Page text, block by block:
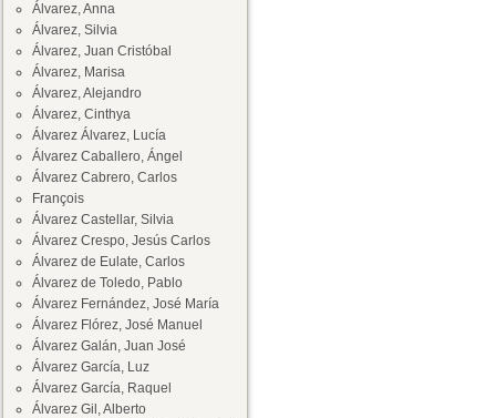
Álvarez, Anna
Álvarez, Silvia
Álvarez, Juan Cristóbal
Álvarez, Marisa
Álvarez, Alejandro
Álvarez, Cinthya
Álvarez Álvarez, Lucía
Álvarez Caballero, Ángel
Álvarez Cabrero, Carlos
François
Álvarez Castellar, Silvia
Álvarez Crespo, Jesús Carlos
Álvarez de Eulate, Carlos
Álvarez de Toledo, Pablo
Álvarez Fernández, José María
Álvarez Flórez, José Manuel
Álvarez Galán, Juan José
Álvarez García, Luz
Álvarez García, Raquel
Álvarez Gil, Alberto